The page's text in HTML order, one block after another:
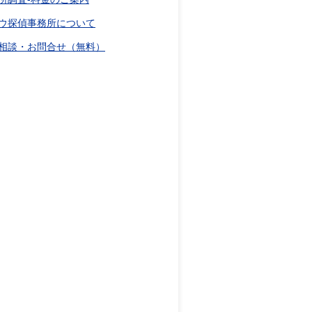
探偵事務所について
談・お問合せ（無料）